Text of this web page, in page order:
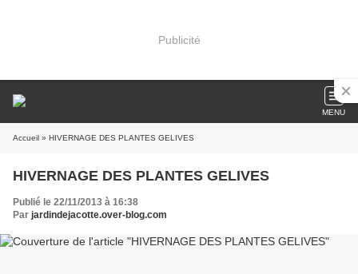
Publicité
MENU
Accueil » HIVERNAGE DES PLANTES GELIVES
HIVERNAGE DES PLANTES GELIVES
Publié le 22/11/2013 à 16:38
Par jardindejacotte.over-blog.com